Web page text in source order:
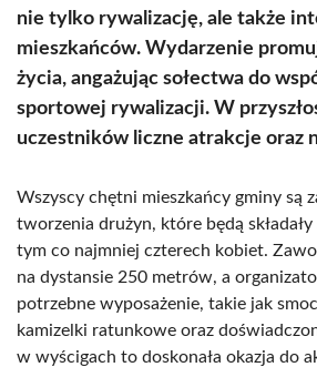
nie tylko rywalizację, ale także
mieszkańców. Wydarzenie
życia, angażując sołectwa do
sportowej rywalizacji. W
uczestników liczne atrakcje oraz
Wszyscy chętni mieszkańcy gminy są
tworzenia drużyn, które będą
tym co najmniej czterech kobiet.
na dystansie 250 metrów, a
potrzebne wyposażenie, takie jak
kamizelki ratunkowe oraz
w wyścigach to doskonała okazja do